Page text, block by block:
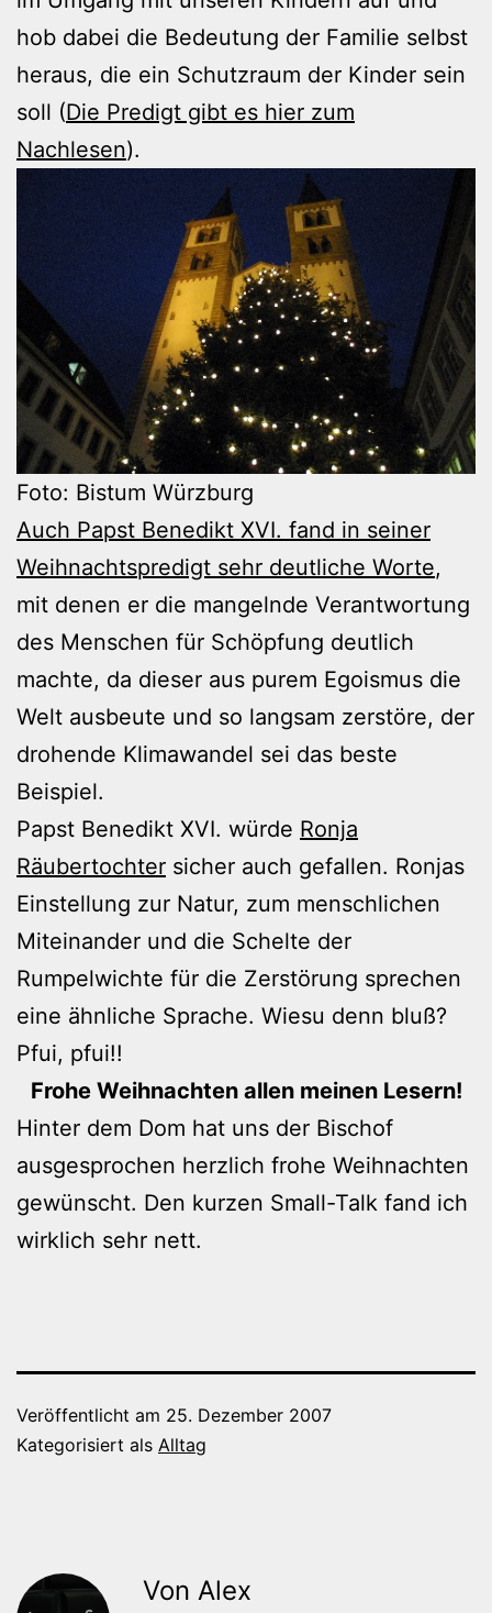
hob dabei die Bedeutung der Familie selbst
heraus, die ein Schutzraum der Kinder sein
soll (Die Predigt gibt es hier zum
Nachlesen).
Foto: Bistum Würzburg
Auch Papst Benedikt XVI. fand in seiner
Weihnachtspredigt sehr deutliche Worte,
mit denen er die mangelnde Verantwortung
des Menschen für Schöpfung deutlich
machte, da dieser aus purem Egoismus die
Welt ausbeute und so langsam zerstöre, der
drohende Klimawandel sei das beste
Beispiel.
Papst Benedikt XVI. würde Ronja
Räubertochter sicher auch gefallen. Ronjas
Einstellung zur Natur, zum menschlichen
Miteinander und die Schelte der
Rumpelwichte für die Zerstörung sprechen
eine ähnliche Sprache. Wiesu denn bluß?
Pfui, pfui!!
Frohe Weihnachten allen meinen Lesern!
Hinter dem Dom hat uns der Bischof
ausgesprochen herzlich frohe Weihnachten
gewünscht. Den kurzen Small-Talk fand ich
wirklich sehr nett.
Veröffentlicht am 25. Dezember 2007
Kategorisiert als Alltag
Von Alex